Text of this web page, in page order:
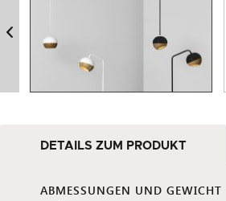
DETAILS ZUM PRODUKT
ABMESSUNGEN UND GEWICHT